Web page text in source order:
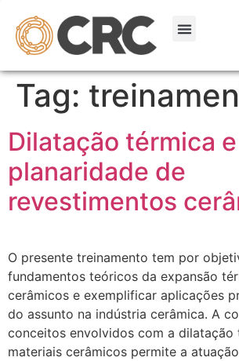
Tag:
Dilatação térmica e
planaridade de
revestimentos
O presente treinamento tem por
fundamentos teóricos da expansão
cerâmicos e exemplificar aplicações
do assunto na indústria cerâmica. A
conceitos envolvidos com a dilatação
materiais cerâmicos permite a